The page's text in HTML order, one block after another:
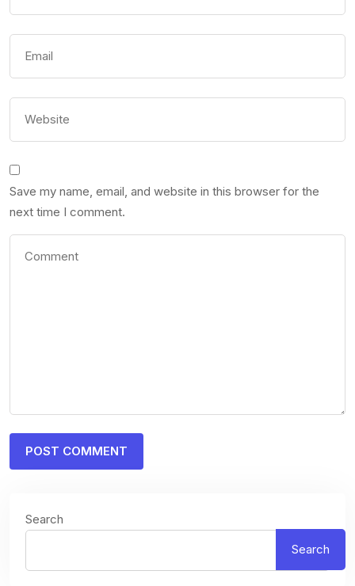
Save my name, email, and website in this browser for the
next time I comment.
Search
Search